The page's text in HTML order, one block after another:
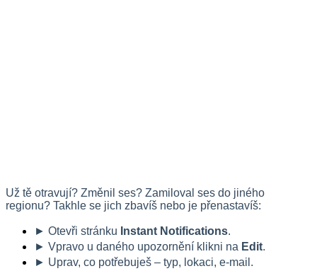
Už tě otravují? Změnil ses? Zamiloval ses do jiného
regionu? Takhle se jich zbavíš nebo je přenastavíš:
► Otevři stránku Instant Notifications.
► Vpravo u daného upozornění klikni na Edit.
► Uprav, co potřebuješ – typ, lokaci, e-mail.